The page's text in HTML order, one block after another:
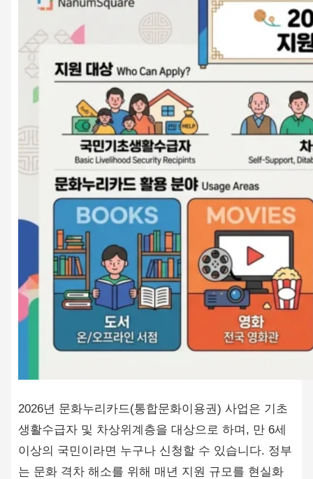
2026년 문화누리카드(통합문화이용권) 사업은 기초
생활수급자 및 차상위계층을 대상으로 하며, 만 6세
이상의 국민이라면 누구나 신청할 수 있습니다. 정부
는 문화 격차 해소를 위해 매년 지원 규모를 현실화